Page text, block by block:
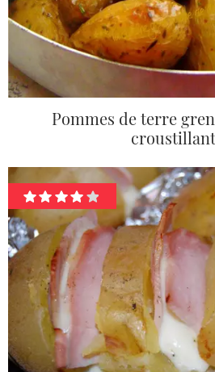
Pommes de terre